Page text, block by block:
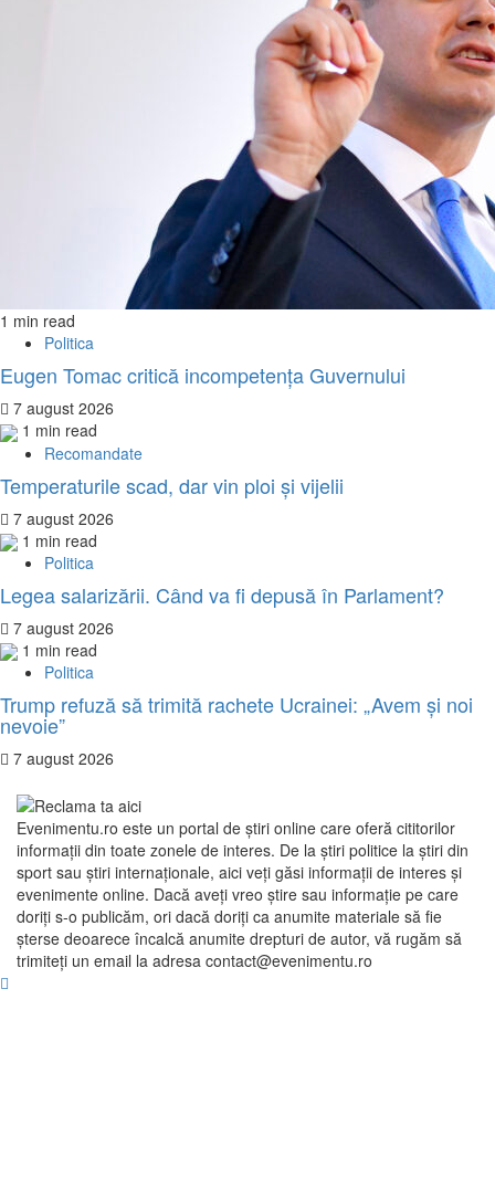
1 min read
Politica
Eugen Tomac critică incompetența Guvernului
7 august 2026
1 min read
Recomandate
Temperaturile scad, dar vin ploi și vijelii
7 august 2026
1 min read
Politica
Legea salarizării. Când va fi depusă în Parlament?
7 august 2026
1 min read
Politica
Trump refuză să trimită rachete Ucrainei: „Avem și noi
nevoie”
7 august 2026
Evenimentu.ro este un portal de ştiri online care oferă cititorilor
informaţii din toate zonele de interes. De la ştiri politice la ştiri din
sport sau ştiri internaţionale, aici veţi găsi informaţii de interes şi
evenimente online. Dacă aveţi vreo ştire sau informaţie pe care
doriţi s-o publicăm, ori dacă doriţi ca anumite materiale să fie
şterse deoarece încalcă anumite drepturi de autor, vă rugăm să
trimiteţi un email la adresa contact@evenimentu.ro